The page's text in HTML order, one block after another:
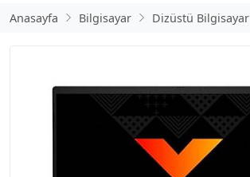
Anasayfa Bilgisayar Dizüstü Bilgisayar